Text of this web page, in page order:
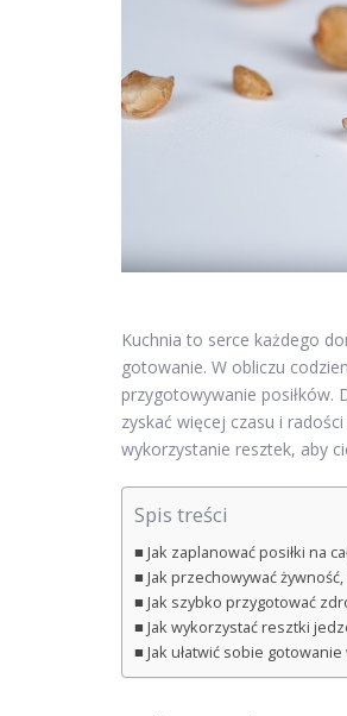
Kuchnia to serce każdego
gotowanie. W obliczu
przygotowywanie posiłków.
zyskać więcej czasu i
wykorzystanie resztek, aby
Spis treści
Jak zaplanować posiłki na
Jak przechowywać
Jak szybko przygotować
Jak wykorzystać resztki
Jak ułatwić sobie